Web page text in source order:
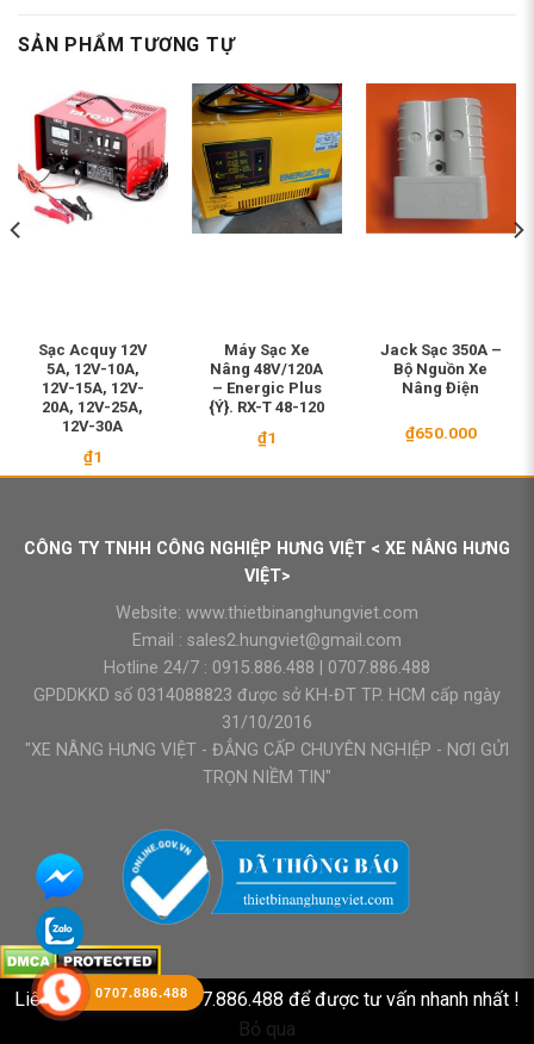
SẢN PHẨM TƯƠNG TỰ
Sạc Acquy 12V
5A, 12V-10A,
12V-15A, 12V-
20A, 12V-25A,
12V-30A
₫1
Máy Sạc Xe
Nâng 48V/120A
– Energic Plus
{Ý}. RX-T 48-120
₫1
Jack Sạc 350A –
Bộ Nguồn Xe
Nâng Điện
₫650.000
CÔNG TY TNHH CÔNG NGHIỆP HƯNG VIỆT < XE NÂNG HƯNG
VIỆT>
Website: www.thietbinanghungviet.com
Email : sales2.hungviet@gmail.com
Hotline 24/7 : 0915.886.488
0707.886.488
GPDDKKD số 0314088823 được sở KH-ĐT TP. HCM cấp ngày
31/10/2016
"XE NÂNG HƯNG VIỆT - ĐẲNG CẤP CHUYÊN NGHIỆP - NƠI GỬI
TRỌN NIỀM TIN"
0707.886.488
Liên hệ HOTLINE : 0707.886.488 để được tư vấn nhanh nhất !
Bỏ qua